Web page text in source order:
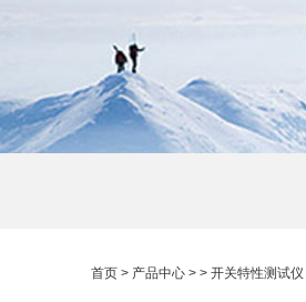
首页 > 产品中心 > > 开关特性测试仪